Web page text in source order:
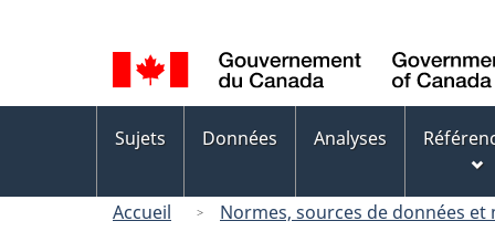
de
la
langue
des
Sujets Données Analyses
Accueil Normes, sources de données et